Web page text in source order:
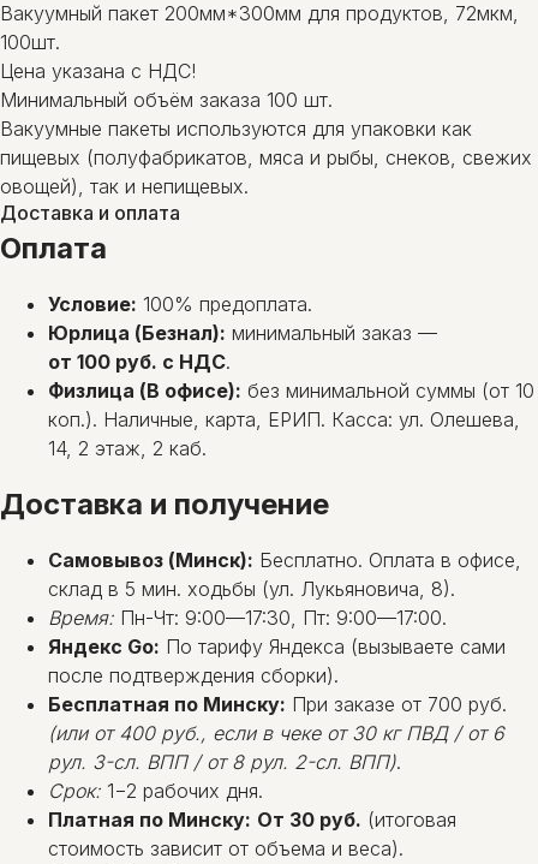
Вакуумный пакет 200мм*300мм для продуктов, 72мкм,
100шт.
Цена указана с НДС!
Минимальный объём заказа 100 шт.
Вакуумные пакеты используются для упаковки как
пищевых (полуфабрикатов, мяса и рыбы, снеков, свежих
овощей), так и непищевых.
Доставка и оплата
Оплата
Условие: 100% предоплата.
Юрлица (Безнал): минимальный заказ —
от 100 руб. с НДС.
Физлица (В офисе): без минимальной суммы (от 10
коп.). Наличные, карта, ЕРИП. Касса: ул. Олешева,
14, 2 этаж, 2 каб.
Доставка и получение
Самовывоз (Минск): Бесплатно. Оплата в офисе,
склад в 5 мин. ходьбы (ул. Лукьяновича, 8).
Время: Пн-Чт: 9:00—17:30, Пт: 9:00—17:00.
Яндекс Go: По тарифу Яндекса (вызываете сами
после подтверждения сборки).
Бесплатная по Минску: При заказе от 700 руб.
(или от 400 руб., если в чеке от 30 кг ПВД / от 6
рул. 3-сл. ВПП / от 8 рул. 2-сл. ВПП).
Срок: 1−2 рабочих дня.
Платная по Минску: От 30 руб. (итоговая
стоимость зависит от объема и веса).